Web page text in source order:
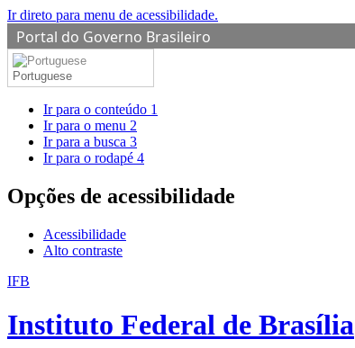
Ir direto para menu de acessibilidade.
Portal do Governo Brasileiro
Portuguese
Ir para o conteúdo 1
Ir para o menu 2
Ir para a busca 3
Ir para o rodapé 4
Opções de acessibilidade
Acessibilidade
Alto contraste
IFB
Instituto Federal de Brasília